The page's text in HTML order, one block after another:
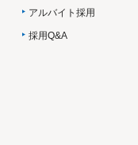
アルバイト採用
採用Q&A